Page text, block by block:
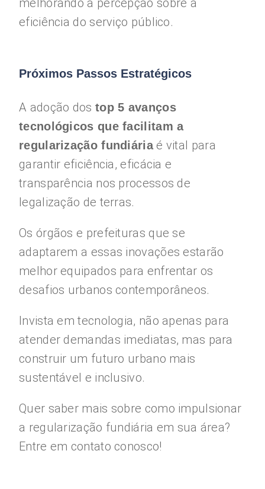
melhorando a percepção sobre a
eficiência do serviço público.
Próximos Passos Estratégicos
A adoção dos top 5 avanços
tecnológicos que facilitam a
regularização fundiáriaé vital para
garantir eficiência, eficácia e
transparência nos processos de
legalização de terras.
Os órgãos e prefeituras que se
adaptarem a essas inovações estarão
melhor equipados para enfrentar os
desafios urbanos contemporâneos.
Invista em tecnologia, não apenas para
atender demandas imediatas, mas para
construir um futuro urbano mais
sustentável e inclusivo.
Quer saber mais sobre como impulsionar
a regularização fundiária em sua área?
Entre em contato conosco!